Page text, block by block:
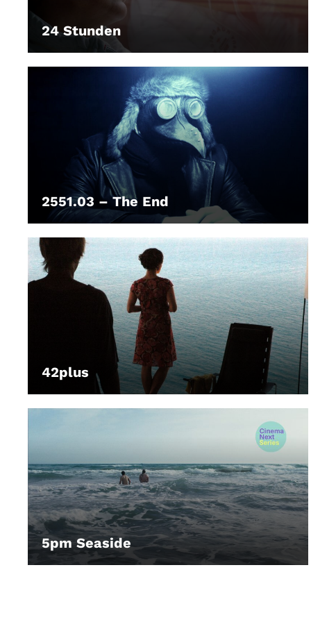
24 Stunden
LEIHEN
2551.03 – The End
LEIHEN
42plus
LEIHEN
5pm Seaside
LEIHEN